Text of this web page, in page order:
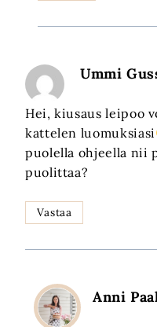
Ummi
Hei, kiusaus leipoo
kattelen luomuksiasi
puolella ohjeella nii
puolittaa?
Vastaa
Anni